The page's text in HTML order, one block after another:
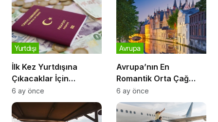
İlk Kez Yurtdışına
Çıkacaklar İçin
Kapsamlı Yol Haritası
Yurtdışı
6 ay önce
Avrupa’nın En
Romantik Orta Çağ
Şehirleri
Avrupa
6 ay önce